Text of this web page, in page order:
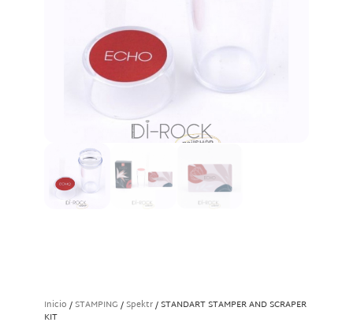
Inicio / STAMPING / Spektr/ STANDART STAMPER AND SCRAPER
KIT